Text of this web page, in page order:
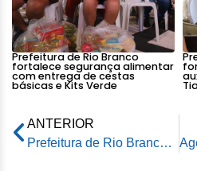
Prefeitura de Rio Branco
fortalece segurança alimentar
com entrega de cestas
básicas e Kits Verde
ANTERIOR
Prefeitura de Rio Branco entrega premiação aos vencedores do Concurso de Fotografias